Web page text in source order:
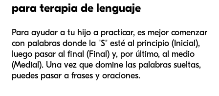
para terapia de lenguaje
Para ayudar a tu hijo a practicar, es mejor comenzar
con palabras donde la "S" esté al principio (Inicial),
luego pasar al final (Final) y, por último, al medio
(Medial). Una vez que domine las palabras sueltas,
puedes pasar a frases y oraciones.